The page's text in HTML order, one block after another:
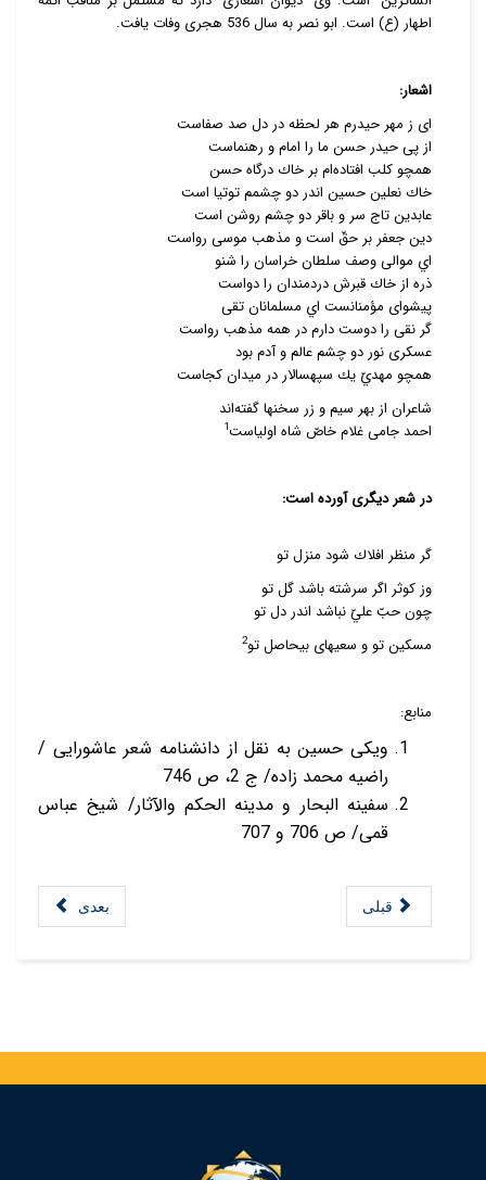
اطهار (ع) است. ابو نصر به سال 536 هجری وفات یافت.
اشعار:
اى ز مهر حيدرم هر لحظه در دل صد صفاست
از پى حيدر حسن ما را امام و رهنماست
همچو كلب افتاده‌ام بر خاك درگاه حسن
خاك نعلين حسين اندر دو چشمم توتيا است
عابدين تاج سر و باقر دو چشم روشن است
دين جعفر بر حقّ است و مذهب موسى رواست
اي موالى وصف سلطان خراسان را شنو
ذره از خاك قبرش دردمندان را دواست
پيشواى مؤمنانست اي مسلمانان تقى
گر نقى را دوست دارم در همه مذهب رواست
عسكرى نور دو چشم عالم و آدم بود
همچو مهديّ يك سپهسالار در ميدان كجاست
شاعران از بهر سيم و زر سخنها گفته‌اند
احمد جامى غلام خاصّ شاه اولياست1
در شعر دیگری آورده است:
گر منظر افلاك شود منزل تو
وز كوثر اگر سرشته باشد گل تو
چون حبّ عليّ نباشد اندر دل تو
مسكين تو و سعيهاى بيحاصل تو2
منابع:
ویکی حسین به نقل از دانشنامه شعر عاشورایی /
راضیه محمد زاده/ ج 2، ص 746
سفینه البحار و مدینه الحکم والآثار/ شیخ عباس
قمی/ ص 706 و 707
قبلی بعدی